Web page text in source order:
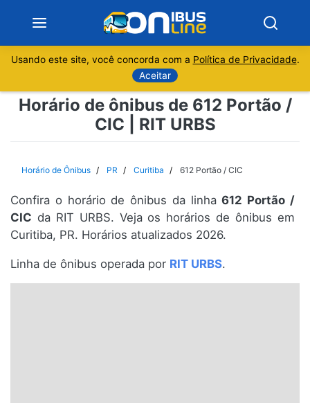
Sobre
Rio de Janeiro
Usando este site, você concorda com a Política de Privacidade.
Aceitar
Horário de ônibus de 612 Portão /
CIC | RIT URBS
Horário de Ônibus PR Curitiba 612 Portão / CIC
Confira o horário de ônibus da linha612 Portão /
CIC da RIT URBS. Veja os horários de ônibus em
Curitiba, PR. Horários atualizados 2026.
Linha de ônibus operada por RIT URBS.